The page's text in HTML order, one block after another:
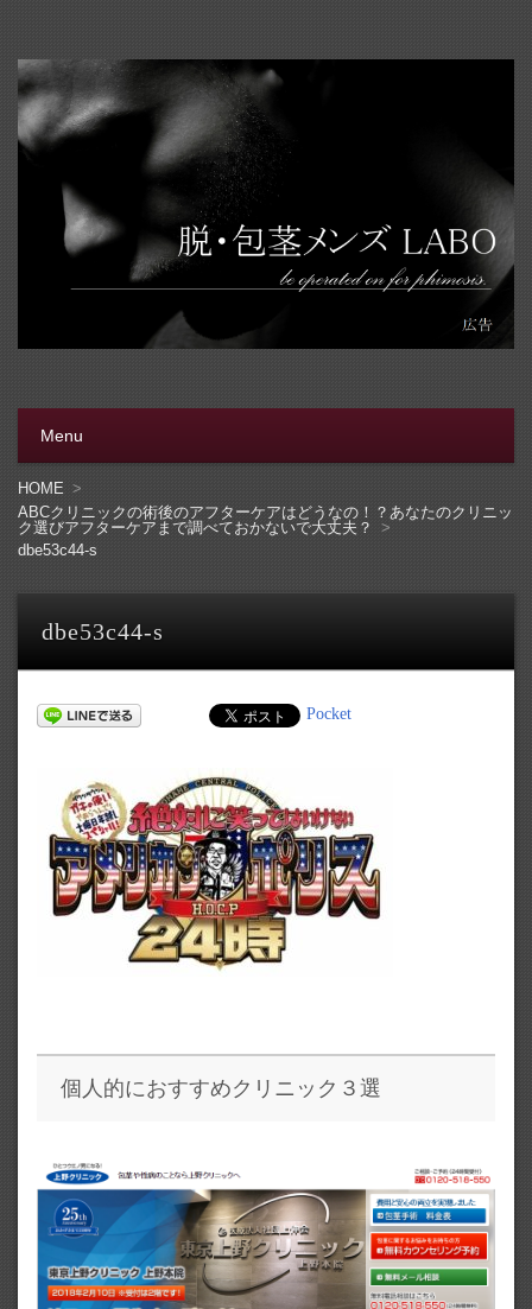
Menu
コンテンツへ移動
HOME
ABCクリニックの術後のアフターケアはどうなの！？あなたのクリニッ
ク選びアフターケアまで調べておかないで大丈夫？
dbe53c44-s
dbe53c44-s
Pocket
個人的におすすめクリニック３選